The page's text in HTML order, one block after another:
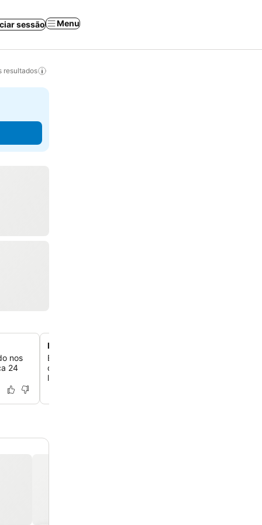
sessão Menu
resultados
nos
24
Design moderno recentemente renovado
Experimente um hotel completamente renovado em
quartos chiques, elegantes e bem iluminados, com
luxuosas e decoração contemporânea.